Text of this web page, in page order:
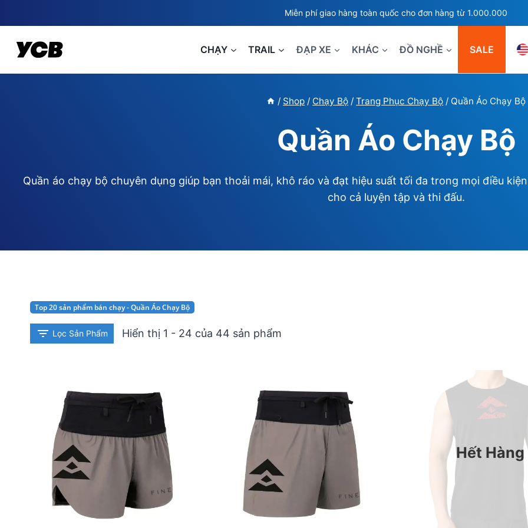
to
content
Miễn phí giao hàng toàn quốc cho đơn hàng từ 1.000.000
CHẠY TRAIL ĐẠP XE KHÁC ĐỒ NGHỀ SALE
/ Shop / Chạy Bộ / Trang Phục Chạy Bộ / Quần Áo Chạy Bộ
Quần Áo Chạy Bộ
Quần áo chạy bộ chuyên dụng giúp bạn thoải mái, khô ráo và đạt hiệu suất tối đa trong mọi điều
cho cả luyện tập và thi đấu.
Top 20 sản phẩm bán chạy - Quần Áo Chạy Bộ
Lọc Sản Phẩm Hiển thị 1 - 24 của 44 sản phẩm
Hết Hàng